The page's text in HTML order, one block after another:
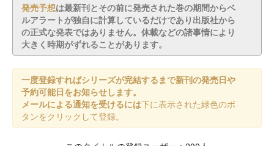
発売予想は最新刊とその前に発売された巻の期間からベ
ルアラートが独自に計算しているだけであり出版社から
の正式な発表ではありません。休載などの諸事情により
大きく時期がずれることがあります。
一度登録すればシリーズが完結するまで新刊の発売日や
予約可能日をお知らせします。
メールによる通知を受けるには下に表示された緑色のボ
タンをクリックして登録。